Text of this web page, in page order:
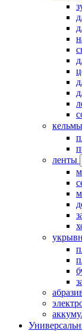
кельмы
ленты